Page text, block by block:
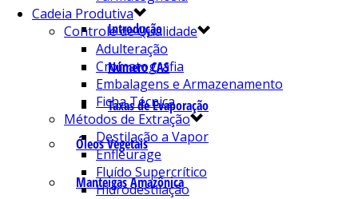
Introdução
Número CAS
Taxas de Evaporação
Óleos Vegetais
Manteigas Amazônica
Cadeia Produtiva
Controle de Qualidade
Adulteração
Cromatografia
Embalagens e Armazenamento
Ficha Técnica
Métodos de Extração
Destilação a Vapor
Enfleurage
Fluído Supercrítico
Hidrodestilação